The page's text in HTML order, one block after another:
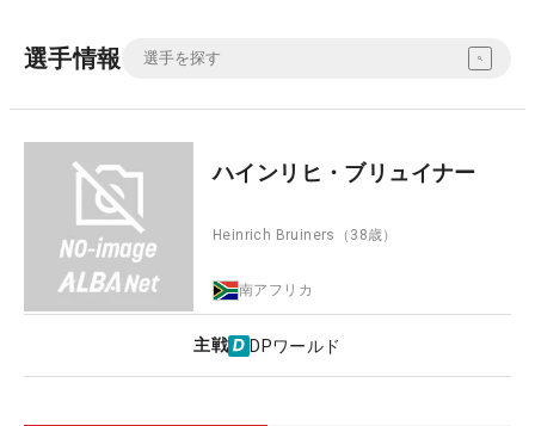
選手情報
ハインリヒ・ブリュイナー
Heinrich Bruiners （38歳）
南アフリカ
主戦 DPワールド